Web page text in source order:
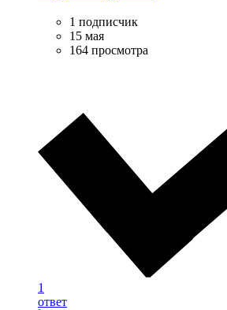
1 подписчик
15 мая
164 просмотра
1
ответ